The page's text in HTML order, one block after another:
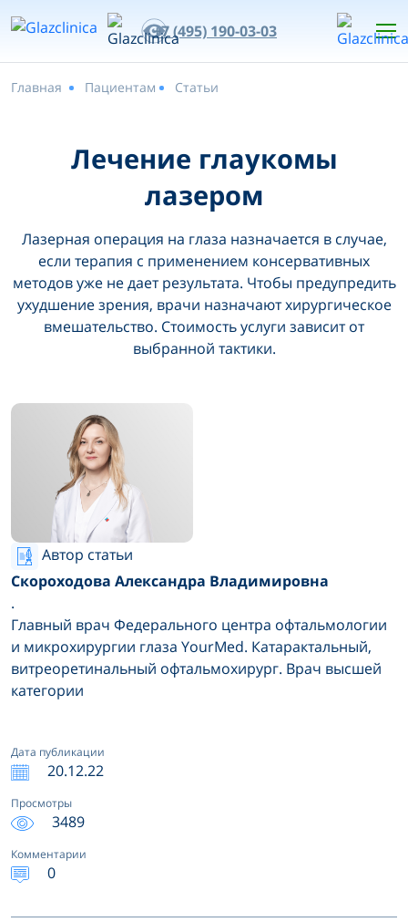
+7 (495) 190-03-03
Главная Пациентам Статьи
Лечение глаукомы
лазером
Лазерная операция на глаза назначается в случае,
если терапия с применением консервативных
методов уже не дает результата. Чтобы предупредить
ухудшение зрения, врачи назначают хирургическое
вмешательство. Стоимость услуги зависит от
выбранной тактики.
Автор статьи
Скороходова Александра Владимировна
.
Главный врач Федерального центра офтальмологии
и микрохирургии глаза YourMed. Катарактальный,
витреоретинальный офтальмохирург. Врач высшей
категории
Дата публикации
20.12.22
Просмотры
3489
Комментарии
0